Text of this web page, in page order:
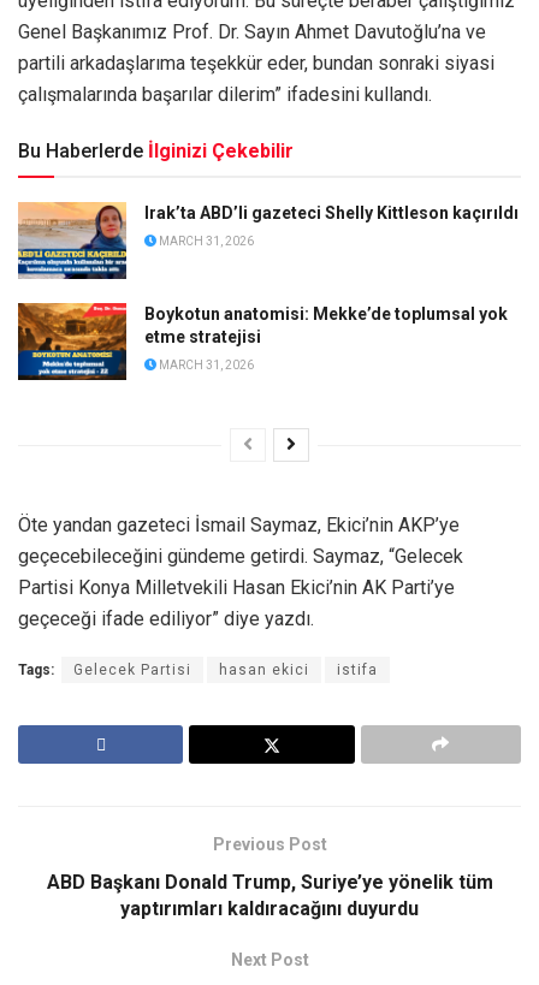
Genel Başkanımız Prof. Dr. Sayın Ahmet Davutoğlu’na ve
partili arkadaşlarıma teşekkür eder, bundan sonraki siyasi
çalışmalarında başarılar dilerim” ifadesini kullandı.
Bu Haberlerde İlginizi Çekebilir
Irak’ta ABD’li gazeteci Shelly Kittleson kaçırıldı
MARCH 31, 2026
Boykotun anatomisi: Mekke’de toplumsal yok
etme stratejisi
MARCH 31, 2026
Öte yandan gazeteci İsmail Saymaz, Ekici’nin AKP’ye
geçecebileceğini gündeme getirdi. Saymaz, “Gelecek
Partisi Konya Milletvekili Hasan Ekici’nin AK Parti’ye
geçeceği ifade ediliyor” diye yazdı.
Tags: Gelecek Partisi hasan ekici istifa
Previous Post
ABD Başkanı Donald Trump, Suriye’ye yönelik tüm
yaptırımları kaldıracağını duyurdu
Next Post